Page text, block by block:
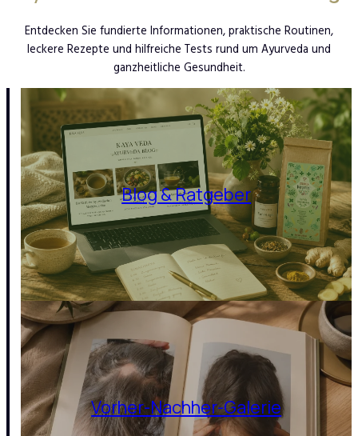
Entdecken Sie fundierte Informationen, praktische Routinen,
leckere Rezepte und hilfreiche Tests rund um Ayurveda und
ganzheitliche Gesundheit.
Blog & Ratgeber
Vorher-Nachher-Galerie